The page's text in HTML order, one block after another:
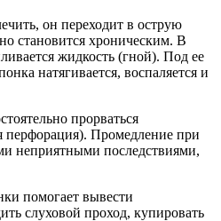
он переходит в острую
становится хроническим. В
жидкость (гной). Под ее
натягивается, воспаляется и
прорваться
перфорация). Промедление при
неприятными последствиями,
помогает вывести
слуховой проход, купировать